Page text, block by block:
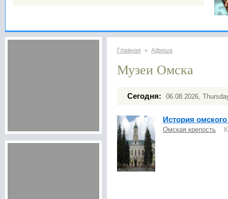
Главная > Афиша
Музеи Омска
Сегодня: 06.08.2026,
История
Омская крепость